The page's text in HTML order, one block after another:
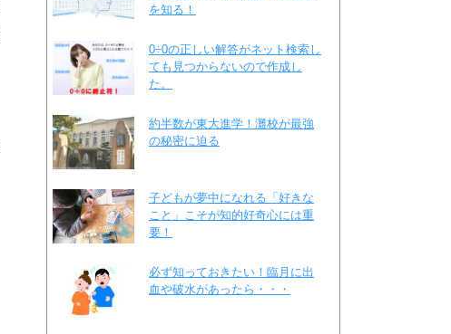
を知る！
0÷0の正しい解答がネット検索し
ても見つからないので作成し
た。
約半数が東大進学！灘校が最強
の秘密に迫る
子どもが夢中になれる「好きな
こと」こそが知的好奇心には重
要！
必ず知っておきたい！臨月に出
血や破水があったら・・・